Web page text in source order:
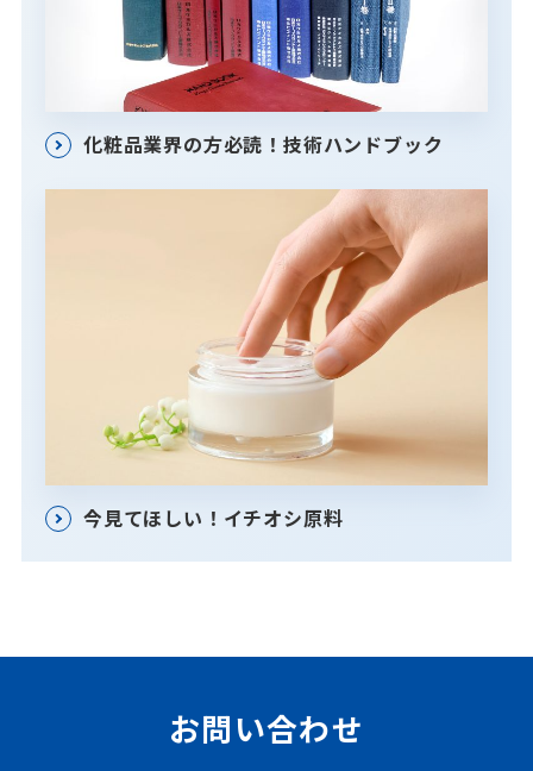
化粧品業界の方必読！技術ハンドブック
今見てほしい！イチオシ原料
お問い合わせ